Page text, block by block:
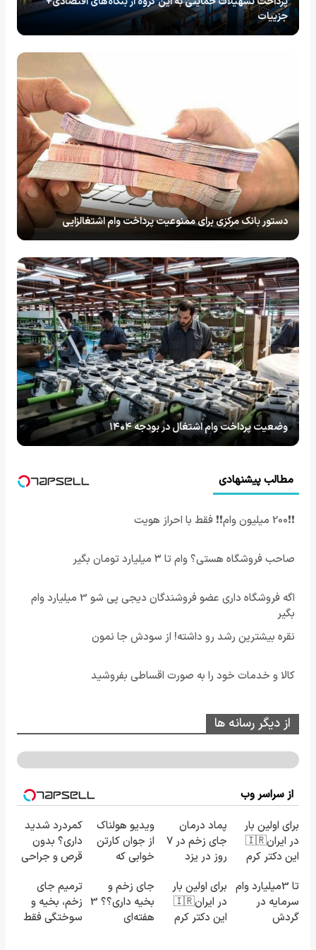
جزییات
دستور بانک مرکزی برای ممنوعیت پرداخت وام اشتغالزایی
وضعیت پرداخت وام اشتغال در بودجه ۱۴۰۴
مطالب پیشنهادی
❗❗200 میلیون وام❗❗ فقط با احراز هویت
صاحب فروشگاه هستی؟ وام تا ۳ میلیارد تومان بگیر
اگه فروشگاه داری عضو فروشندگان دیجی پی شو 3 میلیارد وام
بگیر
نقره بیشترین رشد رو داشته! از سودش جا نمون
کالا و خدمات خود را به صورت اقساطی بفروشید
از دیگر رسانه ها
از سراسر وب
برای اولین بار
در ایران🇮🇷
این دکتر کرم
23 روزه
ساخت!
پماد درمان
جای زخم در ۷
روز در یزد
(مشاوره
بگیرید)
ویدیو هولناک
از جوان کارتن
خوابی که
آموزش رایگان
کمردرد شدید
داری؟ بدون
قرص و جراحی
◗پرسش‌نامه◖
تا 3میلیارد وام
سرمایه در
گردش
برای اولین بار
در ایران🇮🇷
این دکتر کرم
جای زخم و
بخیه داری؟؟ 3
هفته‌ای
ترمیم جای
زخم، بخیه و
سوختگی فقط